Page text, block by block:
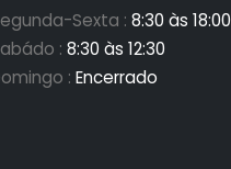
Sexta : 8:30 às 18:00
: 8:30 às 12:30
: Encerrado